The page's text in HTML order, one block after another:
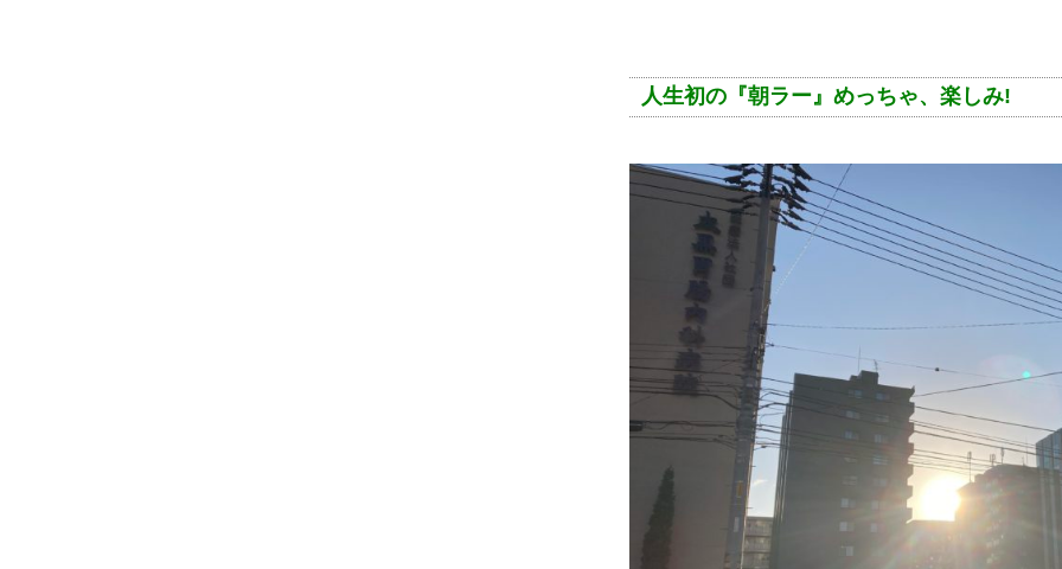
人生初の『朝ラー』めっちゃ、楽しみ!